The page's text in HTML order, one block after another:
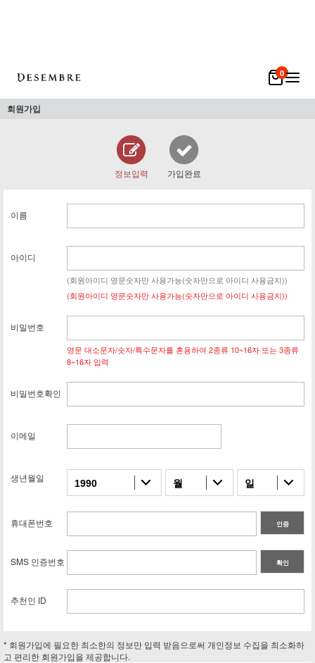
0
회원가입
정보입력 가입완료
이름
아이디
(회원아이디 영문숫자만 사용가능(숫자만으로 아이디 사용금지))
(회원아이디 영문숫자만 사용가능(숫자만으로 아이디 사용금지))
비밀번호
영문 대소문자/숫자/특수문자를 혼용하여 2종류 10~16자 또는 3종류
8~16자 입력
비밀번호확인
이메일
생년월일 1990 월 일
휴대폰번호 인증
SMS 인증번호 확인
추천인 ID
* 회원가입에 필요한 최소한의 정보만 입력 받음으로써 개인정보 수집을 최소화하
고 편리한 회원가입을 제공합니다.